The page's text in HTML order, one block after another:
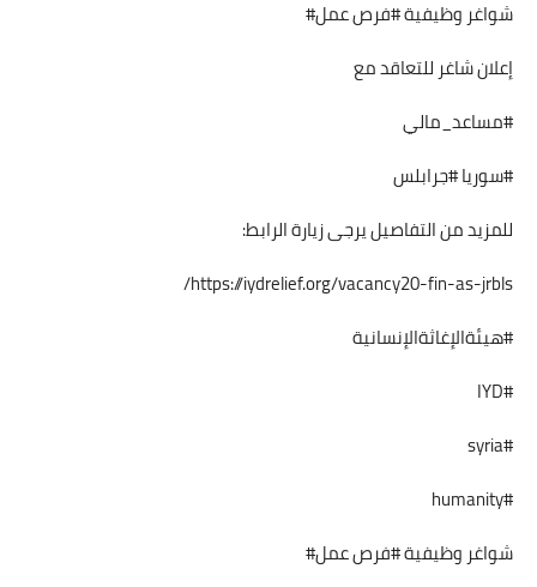
شواغر وظيفية #فرص عمل#
إعلان شاغر للتعاقد مع
#مساعد_مالي
#سوريا #جرابلس
للمزيد من التفاصيل يرجى زيارة الرابط:
https://iydrelief.org/vacancy20-fin-as-jrbls/
#هيئةالإغاثةالإنسانية
#IYD
#syria
#humanity
شواغر وظيفية #فرص عمل#